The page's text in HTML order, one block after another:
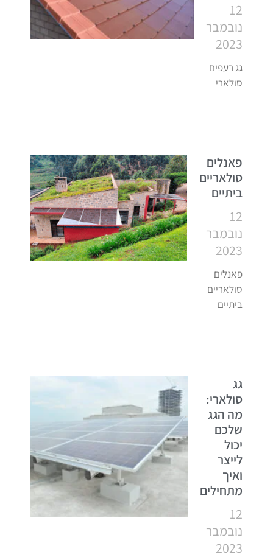
12
נובמבר
2023
גג רעפים
סולארי
פאנלים
סולאריים
ביתיים
12
נובמבר
2023
פאנלים
סולאריים
ביתיים
גג
סולארי:
מה הגג
שלכם
יכול
לייצר
ואיך
מתחילים
12
נובמבר
2023